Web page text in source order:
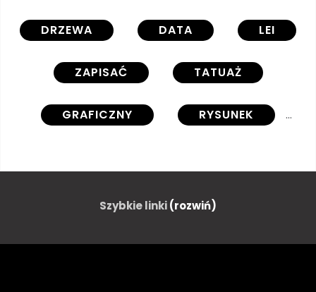
DRZEWA DATA LEI
ZAPISAĆ TATUAŻ
GRAFICZNY RYSUNEK
KSZTAŁT CIEMNY
MALOWANE RETRO
Szybkie linki(rozwiń)